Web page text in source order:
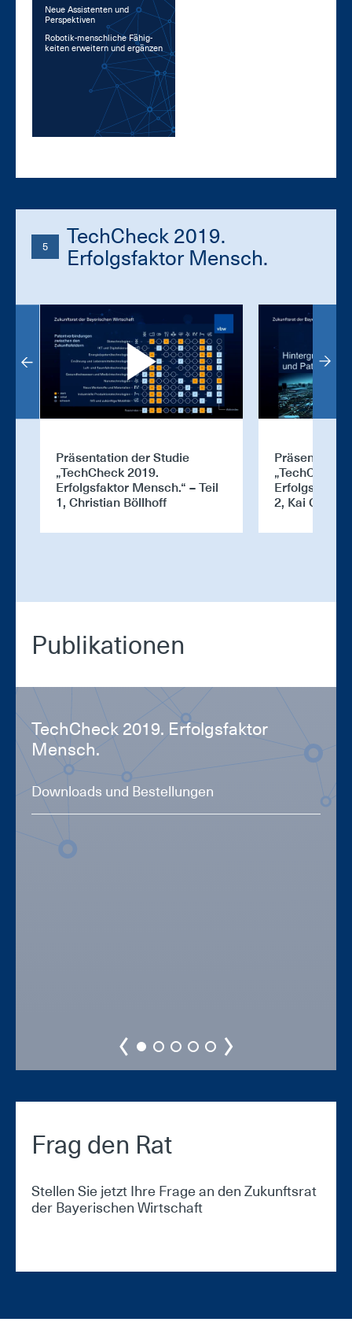
Neue Assistenten und
Perspektiven
Ro­bo­tik-mensch­li­che Fä­hig­
kei­ten er­wei­tern und er­gän­zen
5
TechCheck 2019.
Erfolgsfaktor Mensch.
Präsentation der Studie
„TechCheck 2019.
Erfolgsfaktor Mensch.“ – Teil
1, Christian Böllhoff
Präsentation
„TechCheck
Erfolgsfaktor
2, Kai
Pu­bli­ka­tio­nen
Tech­Check 2019. Er­folgs­fak­tor
Mensch.
Downloads und Bestellungen
Frag den Rat
Stellen Sie jetzt Ihre Frage an den Zukunftsrat
der Bayerischen Wirtschaft